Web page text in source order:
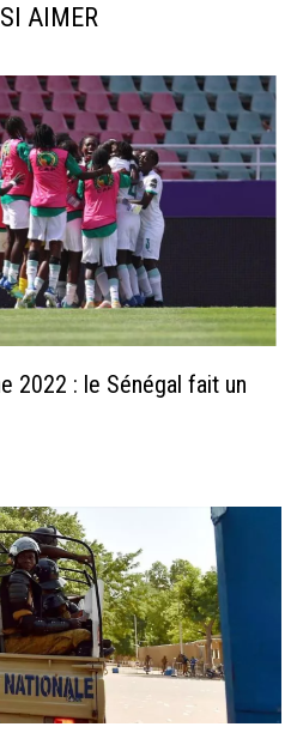
AIMER
2022 : le Sénégal fait un